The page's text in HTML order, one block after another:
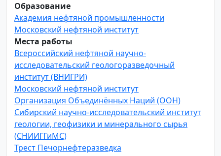
Образование
Академия нефтяной промышленности
Московский нефтяной институт
Места работы
Всероссийский нефтяной научно-
исследовательский геологоразведочный
институт (ВНИГРИ)
Московский нефтяной институт
Организация Объединённых Наций (ООН)
Сибирский научно-исследовательский институт
геологии, геофизики и минерального сырья
(СНИИГГиМС)
Трест Печорнефтеразведка